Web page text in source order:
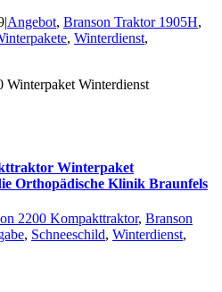
|Angebot, Branson Traktor 1905H,
, Winterdienst,
Winterpaket
Orthopädische Klinik Braunfels
2200 Kompakttraktor, Branson
, Schneeschild, Winterdienst,